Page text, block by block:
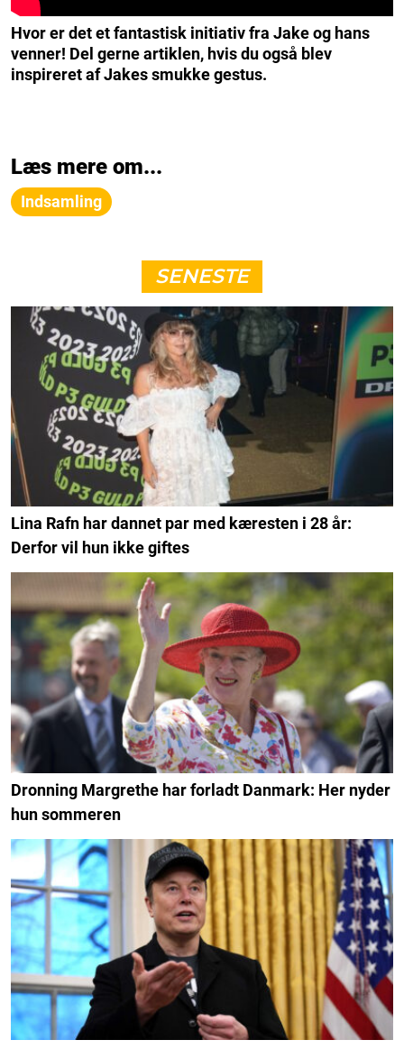
Hvor er det et fantastisk initiativ fra Jake og hans
venner! Del gerne artiklen, hvis du også blev
inspireret af Jakes smukke gestus.
Læs mere om...
Indsamling
SENESTE
Lina Rafn har dannet par med kæresten i 28 år:
Derfor vil hun ikke giftes
Dronning Margrethe har forladt Danmark: Her nyder
hun sommeren